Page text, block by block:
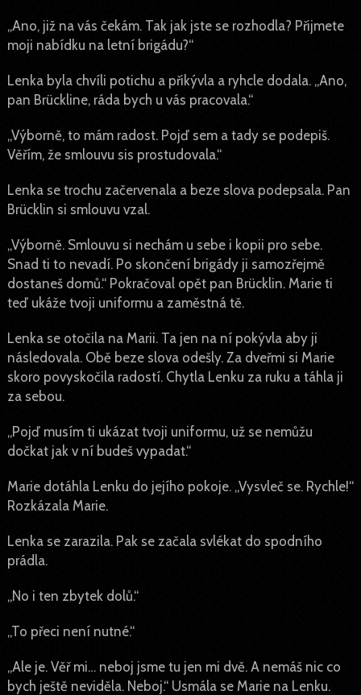
„Ano, již na vás čekám. Tak jak jste se rozhodla? Přijmete
moji nabídku na letní brigádu?“
Lenka byla chvíli potichu a přikývla a ryhcle dodala. „Ano,
pan Brückline, ráda bych u vás pracovala.“
„Výborně, to mám radost. Pojď sem a tady se podepiš.
Věřím, že smlouvu sis prostudovala.“
Lenka se trochu začervenala a beze slova podepsala. Pan
Brücklin si smlouvu vzal.
„Výborně. Smlouvu si nechám u sebe i kopii pro sebe.
Snad ti to nevadí. Po skončení brigády ji samozřejmě
dostaneš domů.“ Pokračoval opět pan Brücklin. Marie ti
teď ukáže tvoji uniformu a zaměstná tě.
Lenka se otočila na Marii. Ta jen na ní pokývla aby ji
následovala. Obě beze slova odešly. Za dveřmi si Marie
skoro povyskočila radostí. Chytla Lenku za ruku a táhla ji
za sebou.
„Pojď musím ti ukázat tvoji uniformu, už se nemůžu
dočkat jak v ní budeš vypadat.“
Marie dotáhla Lenku do jejího pokoje. „Vysvleč se. Rychle!“
Rozkázala Marie.
Lenka se zarazila. Pak se začala svlékat do spodního
prádla.
„No i ten zbytek dolů.“
„To přeci není nutné.“
„Ale je. Věř mi… neboj jsme tu jen mi dvě. A nemáš nic co
bych ještě neviděla. Neboj.“ Usmála se Marie na Lenku.